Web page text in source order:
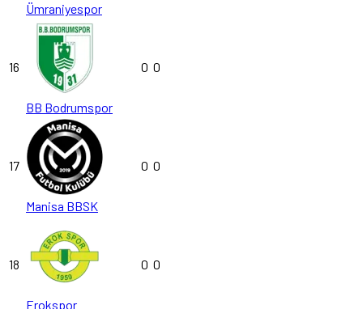
Ümraniyespor
16
BB Bodrumspor
0 0
17
Manisa BBSK
0 0
18
Erokspor
0 0